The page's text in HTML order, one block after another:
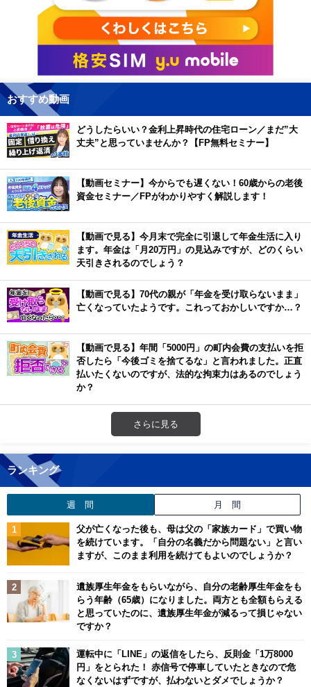
おすすめ動画
どうしたらいい？金利上昇時代の住宅ローン／まだ”大
丈夫”と思っていませんか？【FP無料セミナー】
【動画セミナー】今からでも遅くない！60歳からの老後
資金セミナー／FPがわかりやすく解説します！
【動画で見る】今月末で完全に引退して年金生活に入り
ます。年金は「月20万円」の見込みですが、どのくらい
天引きされるのでしょう？
【動画で見る】70代の親が「年金を受け取らないまま」
亡くなっていたようです。これっておかしいですか…？
【動画で見る】年間「5000円」の町内会費の支払いを拒
否したら「今後ゴミを捨てるな」と言われました。正直
払いたくないのですが、法的な拘束力はあるのでしょう
か？
さらに見る
ランキング
週 間 月 間
父が亡くなった後も、母は父の「家族カード」で買い物
を続けています。「自分の名義だから問題ない」と言い
ますが、このまま利用を続けてもよいのでしょうか？
遺族厚生年金をもらいながら、自分の老齢厚生年金をも
らう年齢（65歳）になりました。両方とも全額もらえる
と思っていたのに、遺族厚生年金が減るって損じゃない
ですか？
運転中に「LINE」の返信をしたら、反則金「1万8000
円」をとられた！ 赤信号で停車していたときなので危
なくないはずですが、払わないとダメでしょうか？